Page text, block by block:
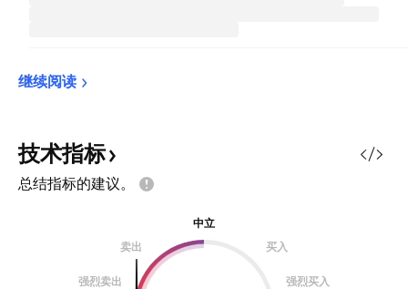
继续阅读
技术指标
总结指标的建议。
中立
卖出
买入
强烈卖出 强烈买入